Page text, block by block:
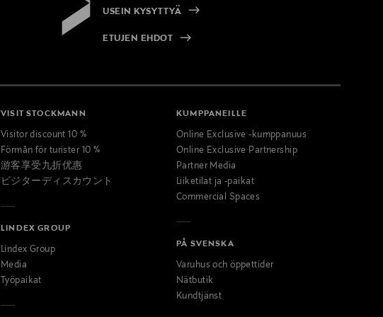
USEIN KYSYTTYÄ
ETUJEN EHDOT
VISIT STOCKMANN
Visitor discount 10 %
Förmån för turister 10 %
游客享受九折优惠
ビジターディスカウント
LINDEX GROUP
Lindex Group
Media
Työpaikat
KUMPPANEILLE
Online Exclusive -kumppanuus
Online Exclusive Partnership
Partner Media
Liiketilat ja -paikat
Commercial Spaces
PÅ SVENSKA
Varuhus och öppettider
Nätbutik
Kundtjänst